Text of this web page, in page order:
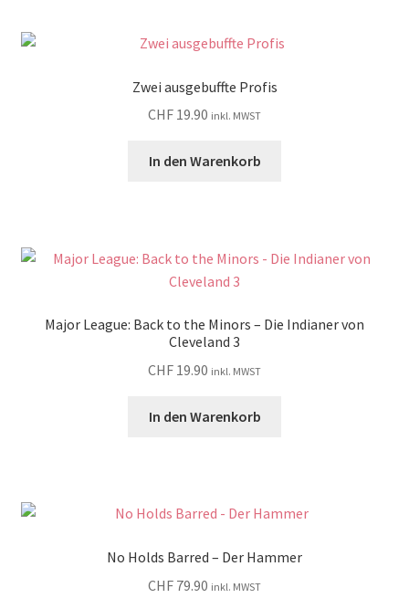
Zwei ausgebuffte Profis
CHF 19.90 inkl. MWST
In den Warenkorb
Major League: Back to the Minors – Die Indianer von
Cleveland 3
CHF 19.90 inkl. MWST
In den Warenkorb
No Holds Barred – Der Hammer
CHF 79.90 inkl. MWST